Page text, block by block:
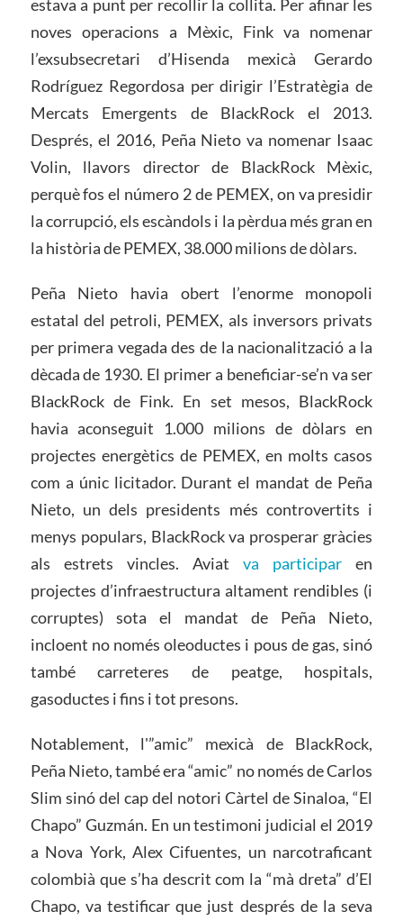
estava a punt per recollir la collita. Per afinar les
noves operacions a Mèxic, Fink va nomenar
l’exsubsecretari d’Hisenda mexicà Gerardo
Rodríguez Regordosa per dirigir l’Estratègia de
Mercats Emergents de BlackRock el 2013.
Després, el 2016, Peña Nieto va nomenar Isaac
Volin, llavors director de BlackRock Mèxic,
perquè fos el número 2 de PEMEX, on va presidir
la corrupció, els escàndols i la pèrdua més gran en
la història de PEMEX, 38.000 milions de dòlars.
Peña Nieto havia obert l’enorme monopoli
estatal del petroli, PEMEX, als inversors privats
per primera vegada des de la nacionalització a la
dècada de 1930. El primer a beneficiar-se’n va ser
BlackRock de Fink. En set mesos, BlackRock
havia aconseguit 1.000 milions de dòlars en
projectes energètics de PEMEX, en molts casos
com a únic licitador. Durant el mandat de Peña
Nieto, un dels presidents més controvertits i
menys populars, BlackRock va prosperar gràcies
als estrets vincles. Aviatva participar en
projectes d’infraestructura altament rendibles (i
corruptes) sota el mandat de Peña Nieto,
incloent no només oleoductes i pous de gas, sinó
també carreteres de peatge, hospitals,
gasoductes i fins i tot presons.
Notablement, l'”amic” mexicà de BlackRock,
Peña Nieto, també era “amic” no només de Carlos
Slim sinó del cap del notori Càrtel de Sinaloa, “El
Chapo” Guzmán. En un testimoni judicial el 2019
a Nova York, Alex Cifuentes, un narcotraficant
colombià que s’ha descrit com la “mà dreta” d’El
Chapo, va testificar que just després de la seva